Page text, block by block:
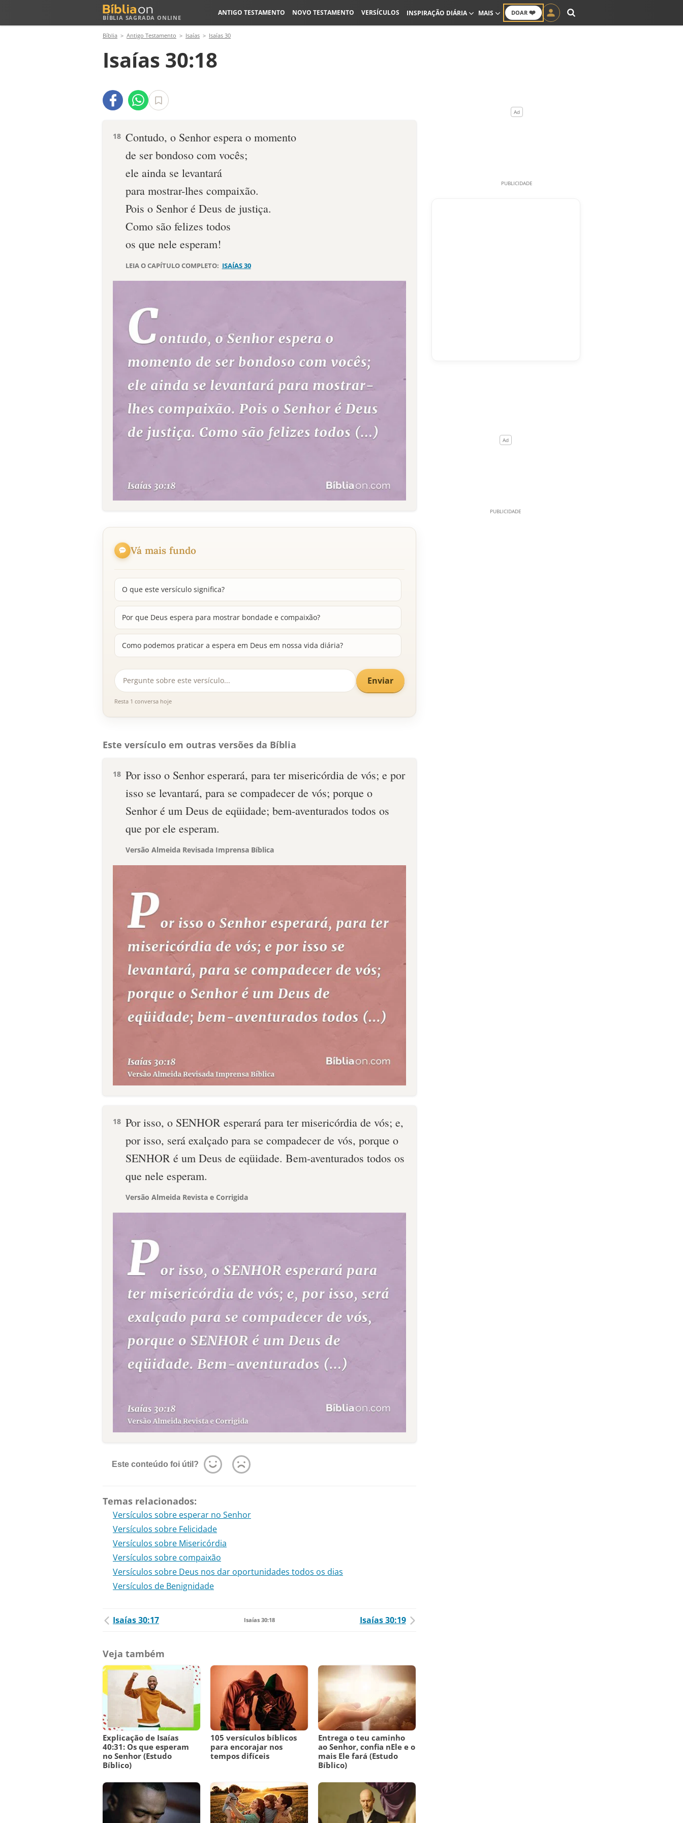
BÍBLIA SAGRADA ONLINE
DOAR ❤️
ANTIGO TESTAMENTO NOVO TESTAMENTO VERSÍCULOS INSPIRAÇÃO DIÁRIA MAIS
Bíblia Antigo Testamento Isaías Isaías 30
Isaías 30:18
18 Contudo, o Senhor espera o momento
de ser bondoso com vocês;
ele ainda se levantará
para mostrar-lhes compaixão.
Pois o Senhor é Deus de justiça.
Como são felizes todos
os que nele esperam!
LEIA O CAPÍTULO COMPLETO: ISAÍAS 30
Vá mais fundo
O que este versículo significa?
Por que Deus espera para mostrar bondade e compaixão?
Como podemos praticar a espera em Deus em nossa vida diária?
Enviar
Resta 1 conversa hoje
Este versículo em outras versões da Bíblia
18 Por isso o Senhor esperará, para ter misericórdia de vós; e por
isso se levantará, para se compadecer de vós; porque o
Senhor é um Deus de eqüidade; bem-aventurados todos os
que por ele esperam.
Versão Almeida Revisada Imprensa Bíblica
18 Por isso, o SENHOR esperará para ter misericórdia de vós; e,
por isso, será exalçado para se compadecer de vós, porque o
SENHOR é um Deus de eqüidade. Bem-aventurados todos os
que nele esperam.
Versão Almeida Revista e Corrigida
Este conteúdo foi útil?
Temas relacionados:
Versículos sobre esperar no Senhor
Versículos sobre Felicidade
Versículos sobre Misericórdia
Versículos sobre compaixão
Versículos sobre Deus nos dar oportunidades todos os dias
Versículos de Benignidade
Isaías 30:17 Isaías 30:18 Isaías 30:19
Veja também
Explicação de Isaías
40:31: Os que esperam
no Senhor (Estudo
Bíblico)
105 versículos bíblicos
para encorajar nos
tempos difíceis
Entrega o teu caminho
ao Senhor, confia nEle e o
mais Ele fará (Estudo
Bíblico)